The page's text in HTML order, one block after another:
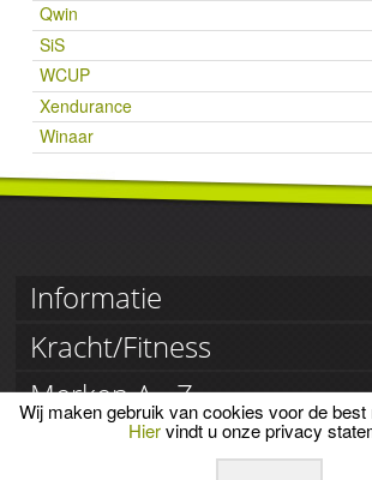
Qwin
SiS
WCUP
Xendurance
Winaar
Informatie
Klantenservice
Retourneren
Voorwaarden
Privacy
Kracht/Fitness
Creatine
Eiwitrepen
Eiwitshakes
Merken A - Z
3ActionSportvoer.nl
Wij maken gebruik van cookies voor de best
Hiervindt u onze privacy